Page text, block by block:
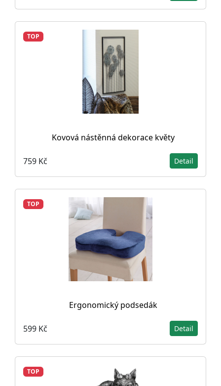
TOP
Kovová nástěnná dekorace květy
759 Kč Detail
TOP
Ergonomický podsedák
599 Kč Detail
TOP